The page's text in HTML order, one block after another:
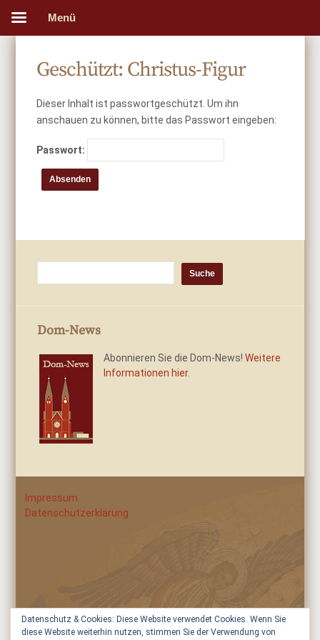
Geschützt: Christus-Figur
Dieser Inhalt ist passwortgeschützt. Um ihn
anschauen zu können, bitte das Passwort eingeben:
Passwort:
Dom-News
Abonnieren Sie die Dom-News!Weitere
Informationen hier.
Impressum
Datenschutzerklärung
Menü
Datenschutz & Cookies: Diese Website verwendet Cookies. Wenn Sie
diese Website weiterhin nutzen, stimmen Sie der Verwendung von